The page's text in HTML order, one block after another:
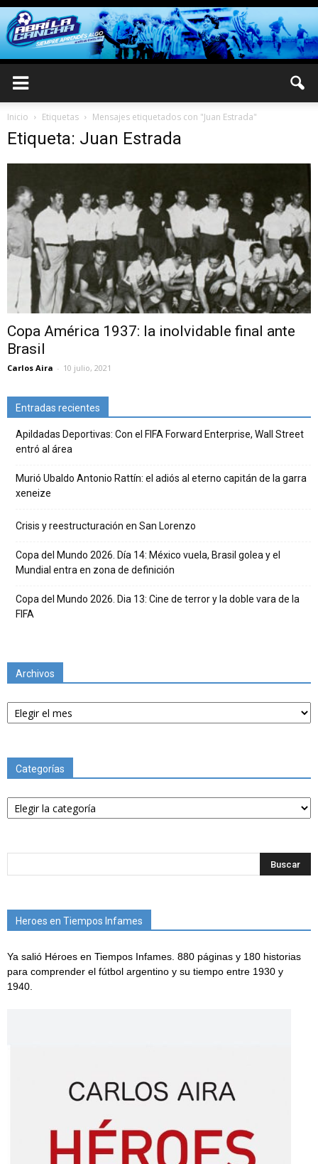
Inicio Etiquetas Mensajes etiquetados con "Juan Estrada"
Etiqueta: Juan Estrada
Copa América 1937: la inolvidable final ante
Brasil
Carlos Aira - 10 julio, 2021
Entradas recientes
Apildadas Deportivas: Con el FIFA Forward Enterprise, Wall Street
entró al área
Murió Ubaldo Antonio Rattín: el adiós al eterno capitán de la garra
xeneize
Crisis y reestructuración en San Lorenzo
Copa del Mundo 2026. Día 14: México vuela, Brasil golea y el
Mundial entra en zona de definición
Copa del Mundo 2026. Dia 13: Cine de terror y la doble vara de la
FIFA
Archivos
Archivos
Categorías
Categorías
Heroes en Tiempos Infames
Ya salió Héroes en Tiempos Infames. 880 páginas y 180 historias
para comprender el fútbol argentino y su tiempo entre 1930 y
1940.